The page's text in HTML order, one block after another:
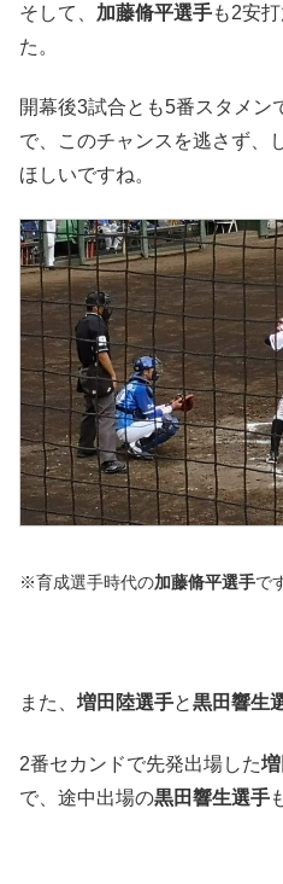
そして、 加藤脩平選手も2安
た。
開幕後3試合とも5番スタメン
で、このチャンスを逃さず、
ほしいですね。
※育成選手時代の加藤脩平選手で
また、 増田陸選手と黒田響生
2番セカンドで先発出場した
で、途中出場の黒田響生選手